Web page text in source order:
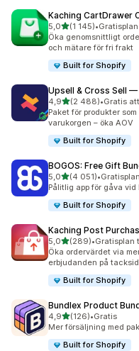
Kaching CartDrawer
5,0av 5 stjärnor
(1 145)
1145 recensioner totalt
•
Öka genomsnittligt
och mätare för fri frakt
Built for Shopify
Upsell & Cross Sell —
4,9av 5 stjärnor
(2 488)
2488 recensioner totalt
•Gratis
Paket för produkter
varukorgen – öka AOV
Built for Shopify
BOGOS: Free Gift
5,0av 5 stjärnor
(4 051)
4051 recensioner totalt
•
Pålitlig app för gåva vid
Built for Shopify
Kaching Post
5,0av 5 stjärnor
(289)
289 recensioner totalt
•Gratisplan
Öka ordervärdet via
erbjudanden på
Built for Shopify
Bundlex Product
4,9av 5 stjärnor
(126)
126 recensioner totalt
•Gratis
Mer försäljning med
Built for Shopify